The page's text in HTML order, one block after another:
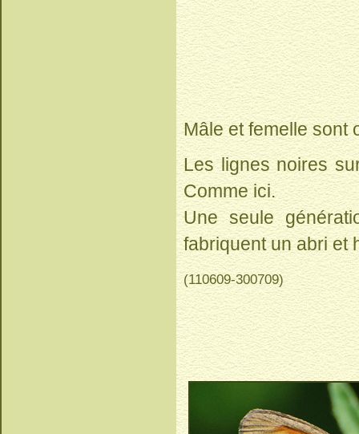
Mâle et femelle sont
Les lignes noires
Comme ici.
Une seule
fabriquent un abri et
(110609-300709)